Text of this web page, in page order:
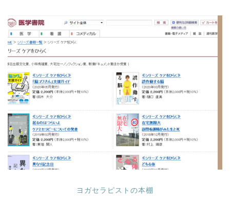
ヨガセラピストの本棚